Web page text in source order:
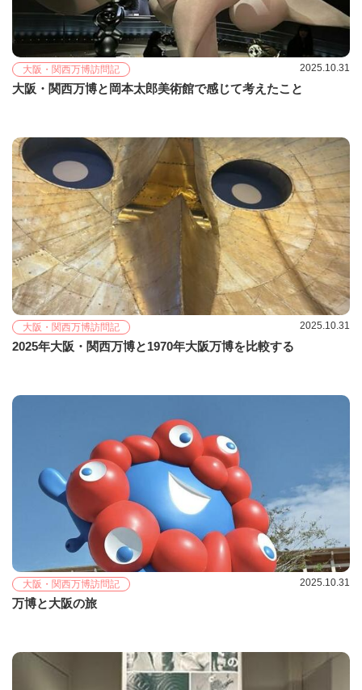
大阪・関西万博訪問記 2025.10.31
大阪・関西万博と岡本太郎美術館で感じて考えたこと
大阪・関西万博訪問記 2025.10.31
2025年大阪・関西万博と1970年大阪万博を比較する
大阪・関西万博訪問記 2025.10.31
万博と大阪の旅